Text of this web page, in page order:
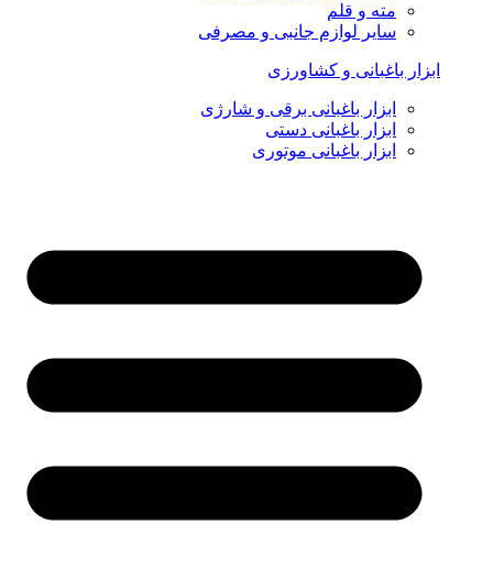
مته و قلم
سایر لوازم جانبی و مصرفی
ابزار باغبانی و کشاورزی
ابزار باغبانی برقی و شارژی
ابزار باغبانی دستی
ابزار باغبانی موتوری